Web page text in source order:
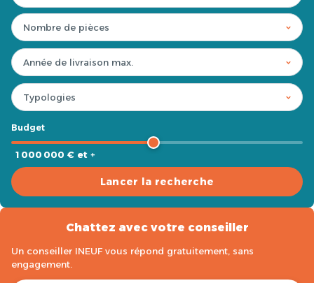
Budget
1 000 000 € et +
Lancer la recherche
Chattez avec votre conseiller
Un conseiller INEUF vous répond gratuitement, sans
engagement.